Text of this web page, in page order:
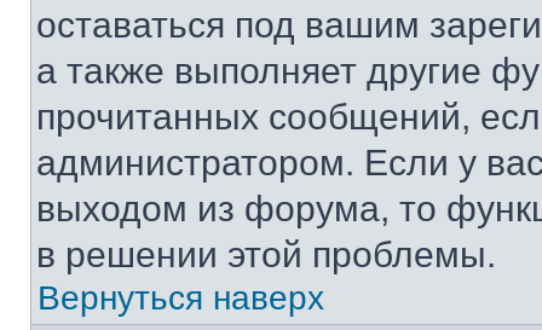
оставаться под вашим
а также выполняет другие
прочитанных сообщений,
администратором. Если у
выходом из форума, то
в решении этой проблемы.
Вернуться наверх